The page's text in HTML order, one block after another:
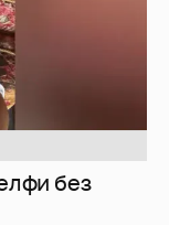
без